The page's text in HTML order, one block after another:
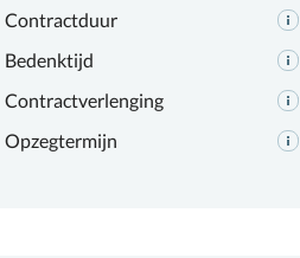
Contractduur
Bedenktijd
Contractverlenging
Opzegtermijn